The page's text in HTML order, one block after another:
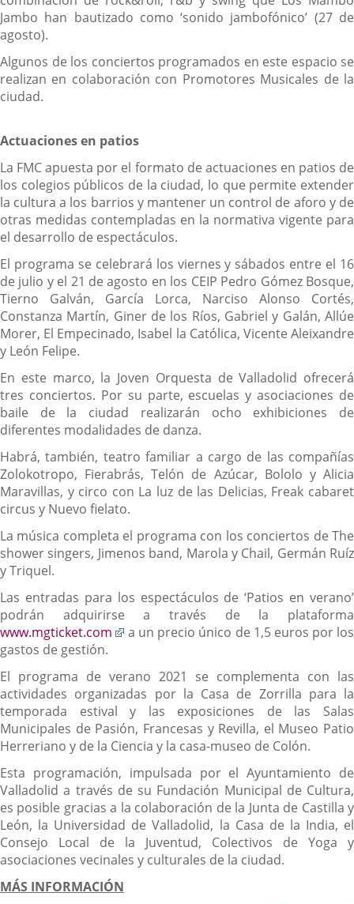
Jambo han bautizado como ‘sonido jambofónico’ (27 de
agosto).
Algunos de los conciertos programados en este espacio se
realizan en colaboración con Promotores Musicales de la
ciudad.
Actuaciones en patios
La FMC apuesta por el formato de actuaciones en patios de
los colegios públicos de la ciudad, lo que permite extender
la cultura a los barrios y mantener un control de aforo y de
otras medidas contempladas en la normativa vigente para
el desarrollo de espectáculos.
El programa se celebrará los viernes y sábados entre el 16
de julio y el 21 de agosto en los CEIP Pedro Gómez Bosque,
Tierno Galván, García Lorca, Narciso Alonso Cortés,
Constanza Martín, Giner de los Ríos, Gabriel y Galán, Allúe
Morer, El Empecinado, Isabel la Católica, Vicente Aleixandre
y León Felipe.
En este marco, la Joven Orquesta de Valladolid ofrecerá
tres conciertos. Por su parte, escuelas y asociaciones de
baile de la ciudad realizarán ocho exhibiciones de
diferentes modalidades de danza.
Habrá, también, teatro familiar a cargo de las compañías
Zolokotropo, Fierabrás, Telón de Azúcar, Bololo y Alicia
Maravillas, y circo con La luz de las Delicias, Freak cabaret
circus y Nuevo fielato.
La música completa el programa con los conciertos de The
shower singers, Jimenos band, Marola y Chail, Germán Ruíz
y Triquel.
Las entradas para los espectáculos de ‘Patios en verano’
podrán adquirirse a través de la plataforma
www.mgticket.com
Enlace
aplicación
externa.
a un precio único de 1,5 euros por los
gastos de gestión.
El programa de verano 2021 se complementa con las
actividades organizadas por la Casa de Zorrilla para la
temporada estival y las exposiciones de las Salas
Municipales de Pasión, Francesas y Revilla, el Museo Patio
Herreriano y de la Ciencia y la casa-museo de Colón.
Esta programación, impulsada por el Ayuntamiento de
Valladolid a través de su Fundación Municipal de Cultura,
es posible gracias a la colaboración de la Junta de Castilla y
León, la Universidad de Valladolid, la Casa de la India, el
Consejo Local de la Juventud, Colectivos de Yoga y
asociaciones vecinales y culturales de la ciudad.
MÁS INFORMACIÓN